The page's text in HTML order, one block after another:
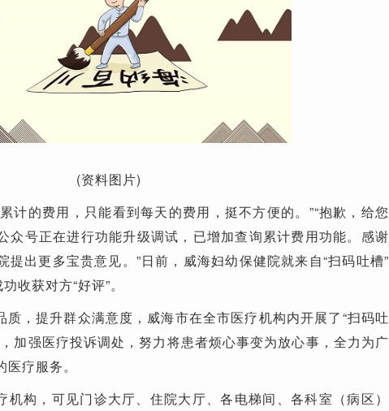
(资料图片)
计的费用，只能看到每天的费用，挺不方便的。”“抱歉，给您
众号正在进行功能升级调试，已增加查询累计费用功能。感谢
提出更多宝贵意见。”日前，威海妇幼保健院就来自“扫码吐槽”
收获对方“好评”。
质，提升群众满意度，威海市在全市医疗机构内开展了“扫码吐
加强医疗投诉调处，努力将患者烦心事变为放心事，全力为广
疗服务。
机构，可见门诊大厅、住院大厅、各电梯间、各科室（病区）